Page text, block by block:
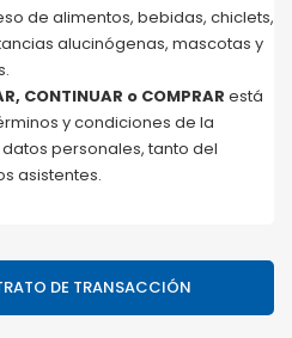
de alimentos, bebidas, chiclets,
alucinógenas, mascotas y
CONTINUAR o COMPRAR está
y condiciones de la
personales, tanto del
asistentes.
DE TRANSACCIÓN